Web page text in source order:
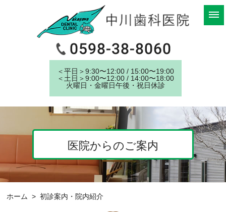
＜平⽇＞9:30〜12:00 / 15:00〜19:00
＜⼟⽇＞9:00〜12:00 / 14:00〜18:00
⽕曜⽇・⾦曜⽇午後・祝⽇休診
医院からのご案内
ホーム > 初診案内・院内紹介